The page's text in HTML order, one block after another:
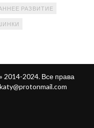
РАЗВИТИЕ
2014-2024. Все права